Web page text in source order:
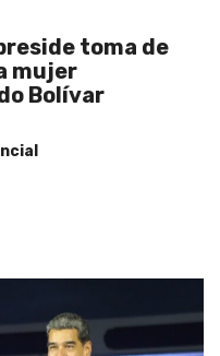
toma de
mujer
Bolívar